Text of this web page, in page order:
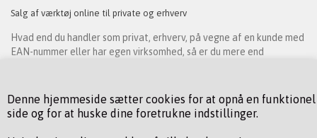
Denne hjemmeside sætter cookies for at opnå en funktionel
side og for at huske dine foretrukne indstillinger.
Salg af værktøj online til private og erhverv
Hvad end du handler som privat, erhverv, på vegne af en kunde med
EAN-nummer eller har egen virksomhed, så er du mere end
eller maskiner, som skal passe ind i nogle særlige behov, men også
noget til gør-det-selv-manden, der har projekter hjemme i privaten.